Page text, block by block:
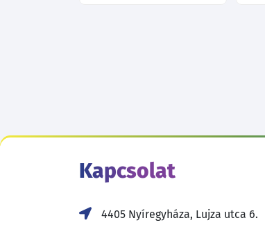
Kapcsolat
4405 Nyíregyháza, Lujza utca 6.